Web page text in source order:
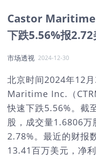
Castor Maritime
下跌5.56%报2.72
市场透视 2024-12-30
北京时间2024年12
Maritime Inc.（
快速下跌5.56%。截
股，成交量1.6806
2.78%。最近的财报
13.41百万美元，净